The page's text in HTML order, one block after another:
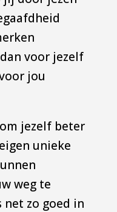
voor jezelf
jou
jezelf beter
unieke
weg te
net zo goed in